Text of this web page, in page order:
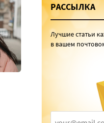
РАССЫЛКА
Лучшие статьи
в вашем